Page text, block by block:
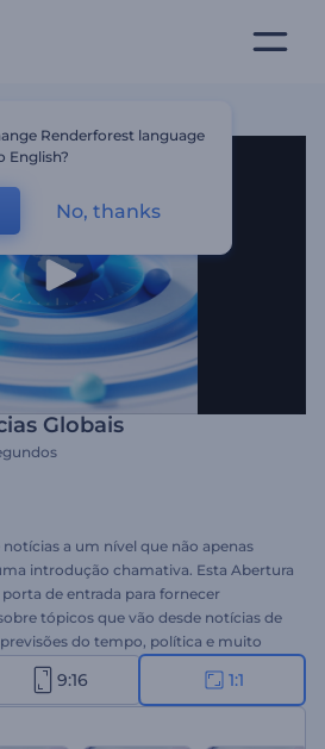
Globais
a um nível que não apenas
introdução chamativa. Esta Abertura
de entrada para fornecer
tópicos que vão desde notícias de
do tempo, política e muito
profissionais, este modelo garante que
destaque e alcance reconhecimento
que corresponde ao gênero das
do seu logotipo, digite seu texto e
9:16 1:1
Renderforest language
English?
No, thanks